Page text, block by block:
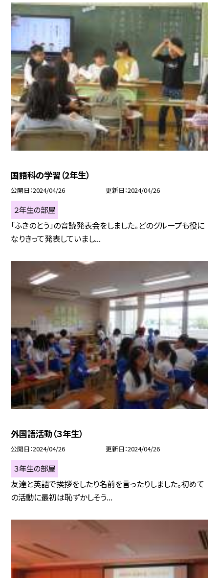
国語科の学習（2年生）
公開日 2024/04/26 更新日 2024/04/26
２年生の部屋
「ふきのとう」の音読発表会をしました。どのグループも役に
なりきって発表していまし...
外国語活動（３年生）
公開日 2024/04/26 更新日 2024/04/26
３年生の部屋
友達と英語で挨拶をしたり名前を言ったりしました。初めて
の活動に最初は恥ずかしそう...